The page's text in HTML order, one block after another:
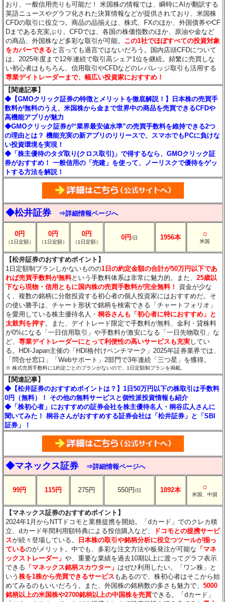
おり、一般信用売りも可能だ！ 米国株の情報では、瞬時にAIが翻訳する
英語ニュースやグラフ化された決算情報などが提供されており、米国株
CFDの取引に役立つ。商品の品揃えは、株式、FXのほか、外国債券やCF
Dまである充実ぶり。CFDでは、各国の株価指数のほか、原油や金など
の商品、外国株など多彩な取引が可能。 この1社でほぼすべての投資対象
をカバーできる と言っても過言ではないだろう。国内店頭CFDについて
は、2025年度まで12年連続で取引高シェア1位を継続。頻繁に売買しな
い初心者はもちろん、信用取引やCFDなどのレバレッジ取引も活用する
専業デイトレーダーまで、幅広い投資家におすすめ！
【関連記事】
◆【GMOクリック証券の特徴とメリットを徹底解説！】日本株の売買手
数料が無料のうえ、米国株から金まで世界中の商品を売買できるCFDや
高機能アプリが魅力
◆GMOクリック証券が“業界最安値水準”の売買手数料を維持できる2つ
の理由とは？ 機能充実の新アプリのリリースで、スマホでもPCに負けな
い投資環境を実現！
◆「株主優待のタダ取り(クロス取引)」で得するなら、GMOクリック証
券がおすすめ！ 一般信用の「売建」を使って、ノーリスクで優待をゲッ
トする方法を解説！
◆松井証券 ⇒詳細情報ページへ
0円
（1日定額）
0円
（1日定額）
0円
（1日定額）
0円/日 1956本 ○
米国
【松井証券のおすすめポイント】
1日定額制プランしかないものの1日の約定金額の合計が50万円以下であ
れば売買手数料が無料という手数料体系は非常に魅力的。また、25歳以
下なら現物・信用ともに国内株の売買手数料が完全無料！
資金が少な
く、複数の銘柄に分散投資する初心者の個人投資家にはおすすめだ。そ
の使い勝手は、チャート形状で銘柄を検索できる「チャートフォリオ」
を愛用している株主優待名人・桐谷さんも「初心者に特におすすめ」と
太鼓判を押す。また、デイトレード限定で手数料が無料、金利・貸株料
が0%になる「一日信用取引」や手数料が激安になる「一日先物取引」な
ど、専業デイトレーダーにとって利便性の高いサービスも充実してい
る。HDI-Japan主催の「HDI格付けベンチマーク」2025年証券業界では、
「問合せ窓口」「Webサポート」2部門で3年連続「三つ星」を獲得。
※ 株式売買手数料に1約定ごとのプランがないので、1日定額制プランを掲載。
【関連記事】
◆【松井証券のおすすめポイントは？】1日50万円以下の株取引は手数料
0円（無料）！ その他の無料サービスと個性派投資情報も紹介
◆「株初心者」におすすめの証券会社を株主優待名人・桐谷広人さんに
聞いてみた！ 桐谷さんがおすすめする証券会社は「松井証券」と「SBI
証券」！
◆マネックス証券 ⇒詳細情報ページへ
99円 115円 275円 550円/日 1892本 ○
米国、中国
【マネックス証券のおすすめポイント】
2024年1月からNTTドコモと業務提携を開始。「dカード」でのクレカ積
立、dカード年間利用額特典による投信購入など、
ドコモとの提携サービ
スが続々登場している。
日本株の取引や銘柄分析に役立つツールが揃っ
ているのがメリット。中でも、多彩な注文方法や板発注が可能な 「マネ
ックストレーダー」や、重要な業績を過去10期以上に渡ってグラフ表示
できる 「マネックス銘柄スカウター」 はぜひ利用したい。「ワン株」と
いう株を1株から売買できるサービス もあるので、株初心者はそこから始
めてみるのもいいだろう。また、外国株の銘柄数の多さも魅力で、5000
銘柄以上の米国株や2700銘柄以上の中国株を売買できる。「dカード」